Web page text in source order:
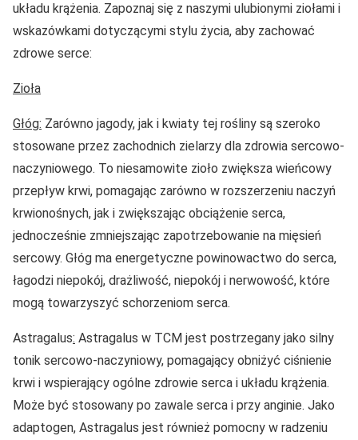
układu krążenia. Zapoznaj się z naszymi ulubionymi ziołami i
wskazówkami dotyczącymi stylu życia, aby zachować
zdrowe serce:
Zioła
Głóg: Zarówno jagody, jak i kwiaty tej rośliny są szeroko
stosowane przez zachodnich zielarzy dla zdrowia sercowo-
naczyniowego. To niesamowite zioło zwiększa wieńcowy
przepływ krwi, pomagając zarówno w rozszerzeniu naczyń
krwionośnych, jak i zwiększając obciążenie serca,
jednocześnie zmniejszając zapotrzebowanie na mięsień
sercowy. Głóg ma energetyczne powinowactwo do serca,
łagodzi niepokój, drażliwość, niepokój i nerwowość, które
mogą towarzyszyć schorzeniom serca.
Astragalus: Astragalus w TCM jest postrzegany jako silny
tonik sercowo-naczyniowy, pomagający obniżyć ciśnienie
krwi i wspierający ogólne zdrowie serca i układu krążenia.
Może być stosowany po zawale serca i przy anginie. Jako
adaptogen, Astragalus jest również pomocny w radzeniu